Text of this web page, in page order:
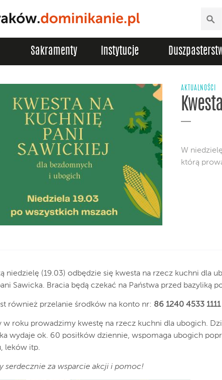
Sakramenty Instytucje
AKTUALNOŚCI
W
którą
niedzielę (19.03) odbędzie się kwesta na rzecz kuchni dla
Sawicka. Bracia będą czekać na Państwa przed bazyliką
również przelanie środków na konto nr: 86 1240 4533
w roku prowadzimy kwestę na rzecz kuchni dla ubogich.
wydaje ok. 60 posiłków dziennie, wspomaga ubogich
leków itp.
serdecznie za wsparcie akcji i pomoc!